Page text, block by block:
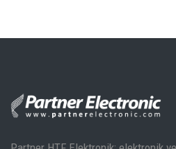
Çözünürlük